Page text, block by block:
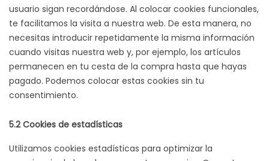
usuario sigan recordándose. Al colocar cookies funcionales,
te facilitamos la visita a nuestra web. De esta manera, no
necesitas introducir repetidamente la misma información
cuando visitas nuestra web y, por ejemplo, los artículos
permanecen en tu cesta de la compra hasta que hayas
pagado. Podemos colocar estas cookies sin tu
consentimiento.
5.2 Cookies de estadísticas
Utilizamos cookies estadísticas para optimizar la